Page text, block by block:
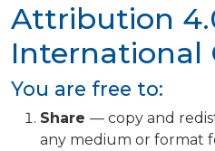
Attribution
International
You are free to:
Share — copy and
any medium or format